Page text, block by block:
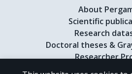
About
Scientific
Research
Doctoral theses &
Researcher